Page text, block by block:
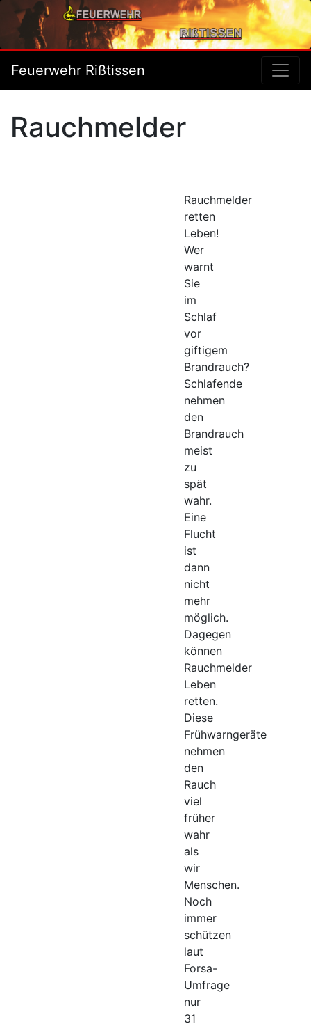
Feuerwehr Rißtissen
Rauchmelder
Rauchmelder
retten
Leben!
Wer
warnt
Sie
im
Schlaf
vor
giftigem
Brandrauch?
Schlafende
nehmen
den
Brandrauch
meist
zu
spät
wahr.
Eine
Flucht
ist
dann
nicht
mehr
möglich.
Dagegen
können
Rauchmelder
Leben
retten.
Diese
Frühwarngeräte
nehmen
den
Rauch
viel
früher
wahr
als
wir
Menschen.
Noch
immer
schützen
laut
Forsa-
Umfrage
nur
31